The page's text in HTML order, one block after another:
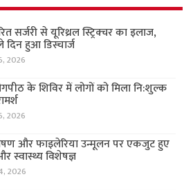
सर्जरी से यूरिथ्रल स्ट्रिक्चर का इलाज,
हुआ डिस्चार्ज
2026
के शिविर में लोगों को मिला नि:शुल्क
2026
और फाइलेरिया उन्मूलन पर एकजुट हुए
स्वास्थ्य विशेषज्ञ
2026